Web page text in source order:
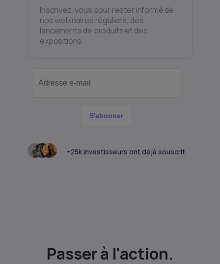
Inscrivez-vous pour rester informé de
nos webinaires réguliers, des
lancements de produits et des
expositions.
S'abonner
+25k investisseurs ont déjà souscrit
Passer à l'action.